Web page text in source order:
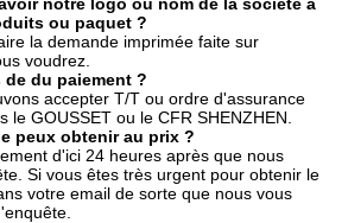
ou paquet ?
la demande imprimée faite sur
voudrez.
du paiement ?
accepter T/T ou ordre d'assurance
le GOUSSET ou le CFR SHENZHEN.
peux obtenir au prix ?
d'ici 24 heures après que nous
Si vous êtes très urgent pour obtenir le
votre email de sorte que nous vous